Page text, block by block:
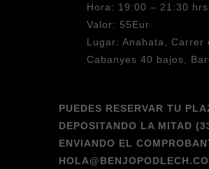
Hora: 19:00 – 21:30 hrs
Valor: 55Eur
Lugar: Anahata, Carrer
Cabanyes 40 bajos,
PUEDES RESERVAR TU
DEPOSITANDO LA MITAD
ENVIANDO EL